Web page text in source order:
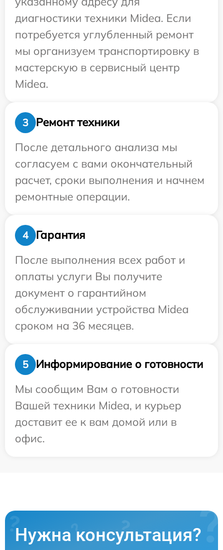
диагностики техники Midea. Если
потребуется углубленный ремонт
мы организуем транспортировку в
мастерскую в сервисный центр
Midea.
3
Ремонт техники
После детального анализа мы
согласуем с вами окончательный
расчет, сроки выполнения и начнем
ремонтные операции.
4
Гарантия
После выполнения всех работ и
оплаты услуги Вы получите
документ о гарантийном
обслуживании устройства Midea
сроком на 36 месяцев.
5
Информирование о готовности
Мы сообщим Вам о готовности
Вашей техники Midea, и курьер
доставит ее к вам домой или в
офис.
Нужна консультация?